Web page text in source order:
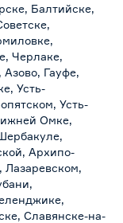
Балтийске,
Черлаке,
Гауфе,
Усть-
Усть-
Омке,
Архипо-
Славянске-на-